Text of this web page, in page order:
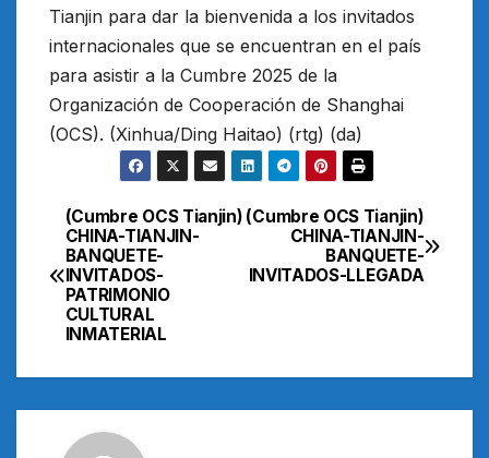
Tianjin para dar la bienvenida a los invitados
internacionales que se encuentran en el país
para asistir a la Cumbre 2025 de la
Organización de Cooperación de Shanghai
(OCS). (Xinhua/Ding Haitao) (rtg) (da)
Navegación
de
entradas
(Cumbre OCS Tianjin)
CHINA-TIANJIN-
BANQUETE-
INVITADOS-LLEGADA
(Cumbre OCS Tianjin)
CHINA-TIANJIN-
BANQUETE-
INVITADOS-
PATRIMONIO
CULTURAL
INMATERIAL